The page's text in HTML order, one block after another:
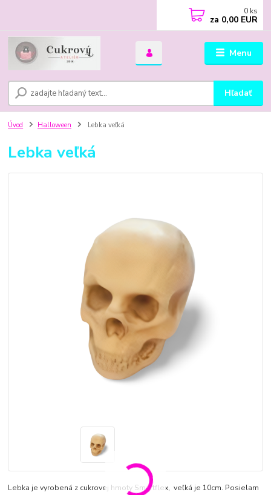
Menu
Hľadať
0 ks
za 0,00 EUR
Úvod Halloween Lebka veľká
Lebka veľká
Lebka je vyrobená z cukrovej hmoty Smartflex, veľká je 10cm. Posielam